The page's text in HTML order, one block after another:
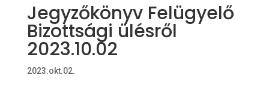
Jegyzőkönyv Felügyelő
Bizottsági ülésről
2023.10.02
2023.okt.02.